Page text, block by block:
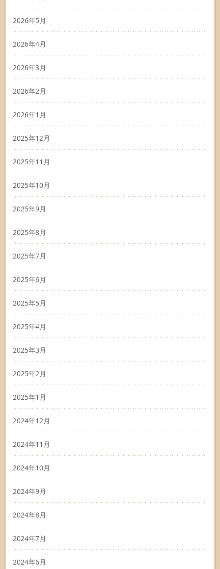
2026年5月
2026年4月
2026年3月
2026年2月
2026年1月
2025年12月
2025年11月
2025年10月
2025年9月
2025年8月
2025年7月
2025年6月
2025年5月
2025年4月
2025年3月
2025年2月
2025年1月
2024年12月
2024年11月
2024年10月
2024年9月
2024年8月
2024年7月
2024年6月